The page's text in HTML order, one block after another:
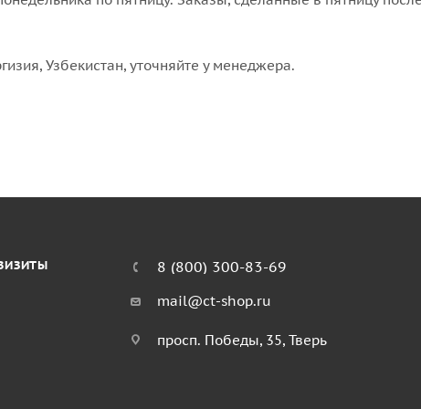
Узбекистан, уточняйте у менеджера.
8 (800) 300-83-69
mail@ct-shop.ru
просп. Победы, 35, Тверь